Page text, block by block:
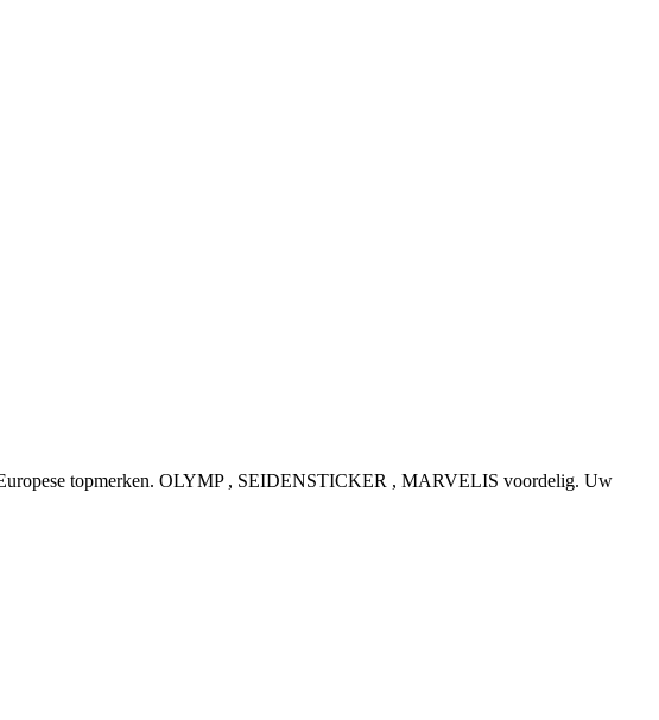
topmerken. OLYMP , SEIDENSTICKER , MARVELIS voordelig. Uw